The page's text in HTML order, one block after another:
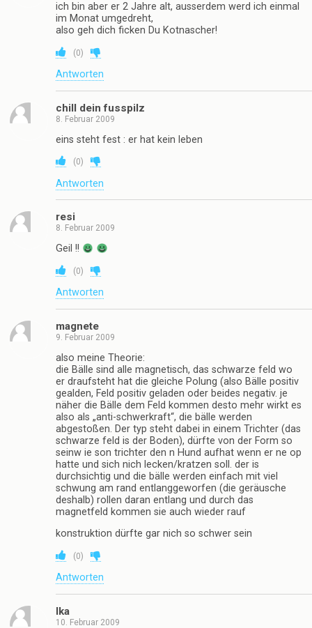
ich bin aber er 2 Jahre alt, ausserdem werd ich einmal
im Monat umgedreht,
also geh dich ficken Du Kotnascher!
(0)
Antworten
chill dein fusspilz
8. Februar 2009
eins steht fest : er hat kein leben
(0)
Antworten
resi
8. Februar 2009
Geil !!
(0)
Antworten
magnete
9. Februar 2009
also meine Theorie:
die Bälle sind alle magnetisch, das schwarze feld wo
er draufsteht hat die gleiche Polung (also Bälle positiv
gealden, Feld positiv geladen oder beides negativ. je
näher die Bälle dem Feld kommen desto mehr wirkt es
also als „anti-schwerkraft“, die bälle werden
abgestoßen. Der typ steht dabei in einem Trichter (das
schwarze feld is der Boden), dürfte von der Form so
seinw ie son trichter den n Hund aufhat wenn er ne op
hatte und sich nich lecken/kratzen soll. der is
durchsichtig und die bälle werden einfach mit viel
schwung am rand entlanggeworfen (die geräusche
deshalb) rollen daran entlang und durch das
magnetfeld kommen sie auch wieder rauf
konstruktion dürfte gar nich so schwer sein
(0)
Antworten
Ika
10. Februar 2009